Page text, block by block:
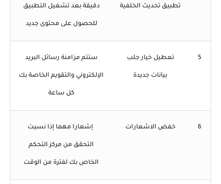
تطبيق تحديث الخلفية دقيقة بعد تشغيل التطبيق
للحصول على محتوى جديد
5 تعطيل خيار جلب
بيانات جديدة
ستتم مزامنة رسائل البريد
الإلكتروني والتقويم الخاصة بك
كل ساعة
6 خفض الاشعارات إشعارا مهما إذا نسيت
التحقق من مركز التحكم
الخاص بك لفترة من الوقت